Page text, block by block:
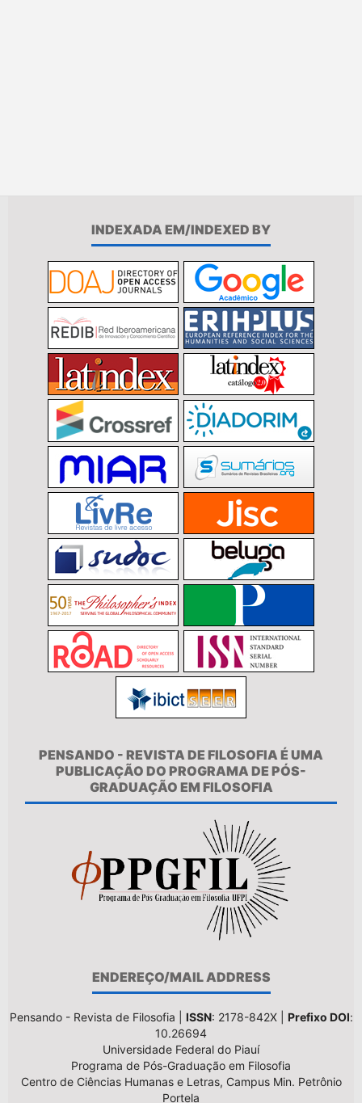
INDEXADA EM/INDEXED BY
PENSANDO - REVISTA DE FILOSOFIA É UMA
PUBLICAÇÃO DO PROGRAMA DE PÓS-
GRADUAÇÃO EM FILOSOFIA
ENDEREÇO/MAIL ADDRESS
Pensando - Revista de Filosofia | ISSN: 2178-842X | Prefixo DOI:
10.26694
Universidade Federal do Piauí
Programa de Pós-Graduação em Filosofia
Centro de Ciências Humanas e Letras, Campus Min. Petrônio
Portela